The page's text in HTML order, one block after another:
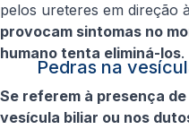
pelos ureteres em direção
provocam sintomas no
humano tenta eliminá-los.
Pedras na
Se referem à presença
vesícula biliar ou nos